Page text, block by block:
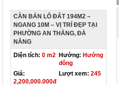
CẦN BÁN LÔ ĐẤT 194M2 –
NGANG 10M – VỊ TRÍ ĐẸP TẠI
PHƯỜNG AN THẮNG, ĐÀ
NẴNG
Diện tích: 0 m2 Hướng: Hướng
đông
Giá:
2,200,000.000đ
Lượt xem: 245